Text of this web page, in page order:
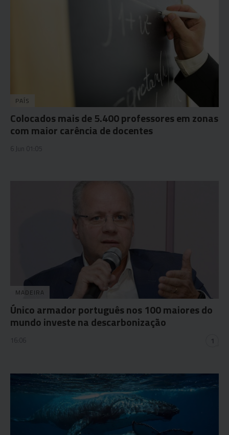
PAÍS
Colocados mais de 5.400 professores em zonas
com maior carência de docentes
6 Jun 01:05
MADEIRA
Único armador português nos 100 maiores do
mundo investe na descarbonização
16:06 1